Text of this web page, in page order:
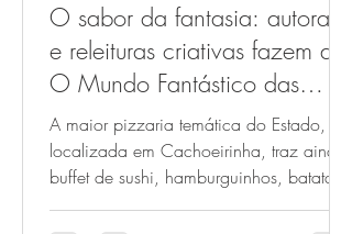
O sabor da fantasia: autorais
e releituras criativas fazem de
O Mundo Fantástico das
Pizzas um novo destino
gastronômico com
experiência
A maior pizzaria temática do Estado,
localizada em Cachoeirinha, traz ainda
buffet de sushi, hamburguinhos, batata